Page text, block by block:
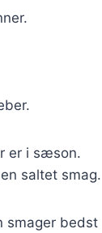
er i sæson.
saltet smag.
smager bedst